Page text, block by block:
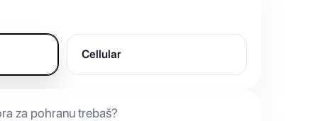
Cellular
za pohranu trebaš?